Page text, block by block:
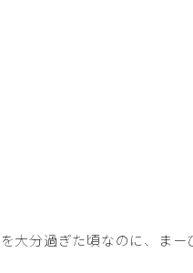
大分過ぎた頃なのに、まー